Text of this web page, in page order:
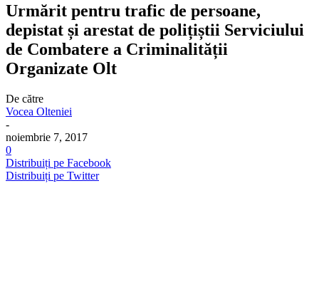
Urmărit pentru trafic de persoane,
depistat și arestat de polițiștii Serviciului
de Combatere a Criminalității
Organizate Olt
De către
Vocea Olteniei
-
noiembrie 7, 2017
0
Distribuiți pe Facebook
Distribuiți pe Twitter